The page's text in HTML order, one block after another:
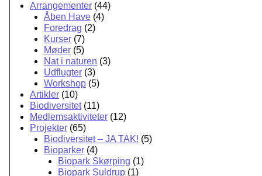
e
h
a
v
e
r
i
S
u
l
d
Arrangementer (44)
Åben Have (4)
Foredrag (2)
Kurser (7)
Møder (5)
Nat i naturen (3)
Udflugter (3)
Workshop (5)
Artikler (10)
Biodiversitet(11)
Medlemsaktiviteter (12)
Projekter (65)
Biodiversitet – JA TAK! (5)
Bioparker (4)
Biopark Skørping (1)
Biopark Suldrup (1)